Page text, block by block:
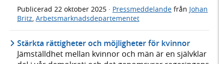
Publicerad 22 oktober 2025 · Pressmeddelande från Johan
Britz Arbetsmarknadsdepartementet
Stärkta rättigheter och möjligheter för kvinnor
Jämställdhet mellan kvinnor och män är en självklar